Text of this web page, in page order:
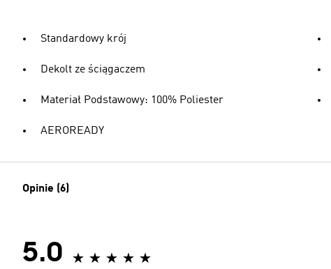
Standardowy krój
Dekolt ze ściągaczem
Materiał Podstawowy: 100% Poliester
AEROREADY
Opinie (6)
5.0